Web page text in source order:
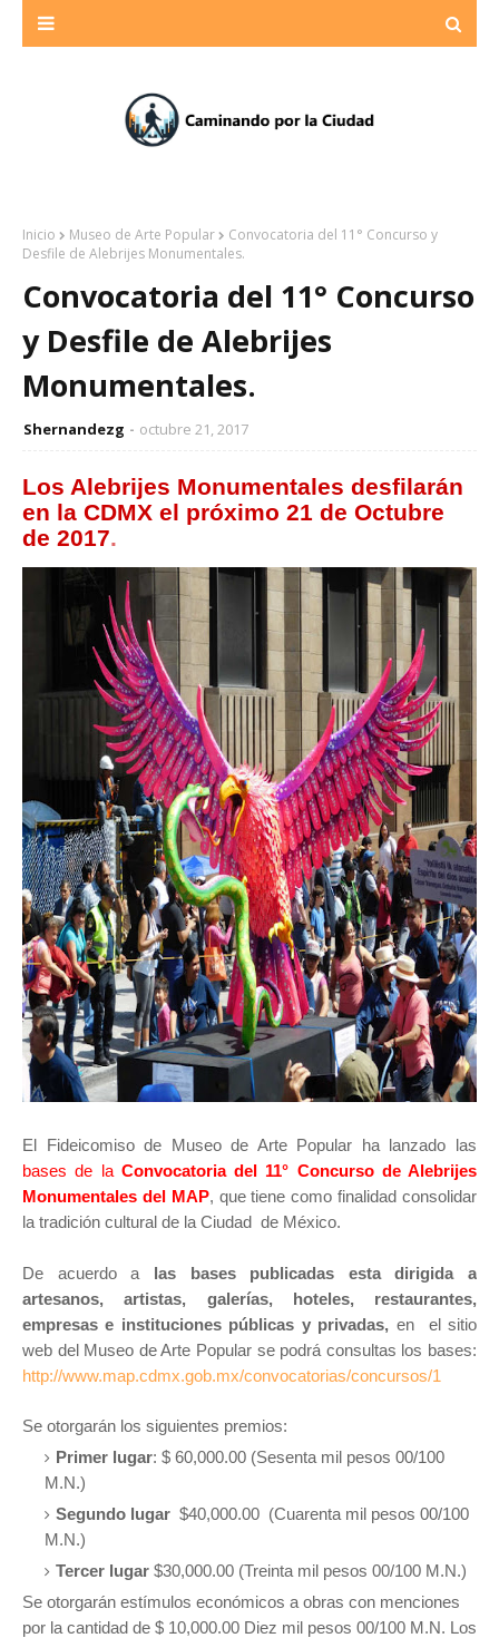
Inicio Museo de Arte Popular
Convocatoria del 11° Concurso y
Desfile de Alebrijes Monumentales.
Convocatoria del 11° Concurso
y Desfile de Alebrijes
Monumentales.
Shernandezg octubre 21, 2017
Los Alebrijes Monumentales desfilarán
en la CDMX el próximo 21 de Octubre
de 2017.
El Fideicomiso de Museo de Arte Popular ha lanzado las
bases de la Convocatoria del 11° Concurso de Alebrijes
Monumentales del MAP, que tiene como finalidad consolidar
la tradición cultural de la Ciudad de México.
De acuerdo a las bases publicadas esta dirigida a
artesanos, artistas, galerías, hoteles, restaurantes,
empresas e instituciones públicas y privadas, en el sitio
web del Museo de Arte Popular se podrá consultas los bases:
http://www.map.cdmx.gob.mx/convocatorias/concursos/1
Se otorgarán los siguientes premios:
Primer lugar: $ 60,000.00 (Sesenta mil pesos 00/100
M.N.)
Segundo lugar $40,000.00 (Cuarenta mil pesos 00/100
M.N.)
Tercer lugar $30,000.00 (Treinta mil pesos 00/100 M.N.)
Se otorgarán estímulos económicos a obras con menciones
por la cantidad de $ 10,000.00 Diez mil pesos 00/100 M.N. Los